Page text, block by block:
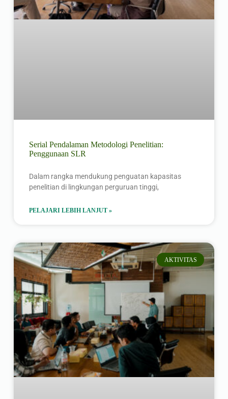
Serial Pendalaman Metodologi Penelitian:
Penggunaan SLR
Dalam rangka mendukung penguatan kapasitas
penelitian di lingkungan perguruan tinggi,
PELAJARI LEBIH LANJUT »
AKTIVITAS